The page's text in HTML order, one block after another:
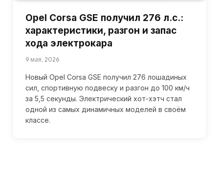
Opel Corsa GSE получил 276 л.с.:
характеристики, разгон и запас
хода электрокара
9 мая, 2026
Новый Opel Corsa GSE получил 276 лошадиных
сил, спортивную подвеску и разгон до 100 км/ч
за 5,5 секунды. Электрический хот-хэтч стал
одной из самых динамичных моделей в своём
классе.